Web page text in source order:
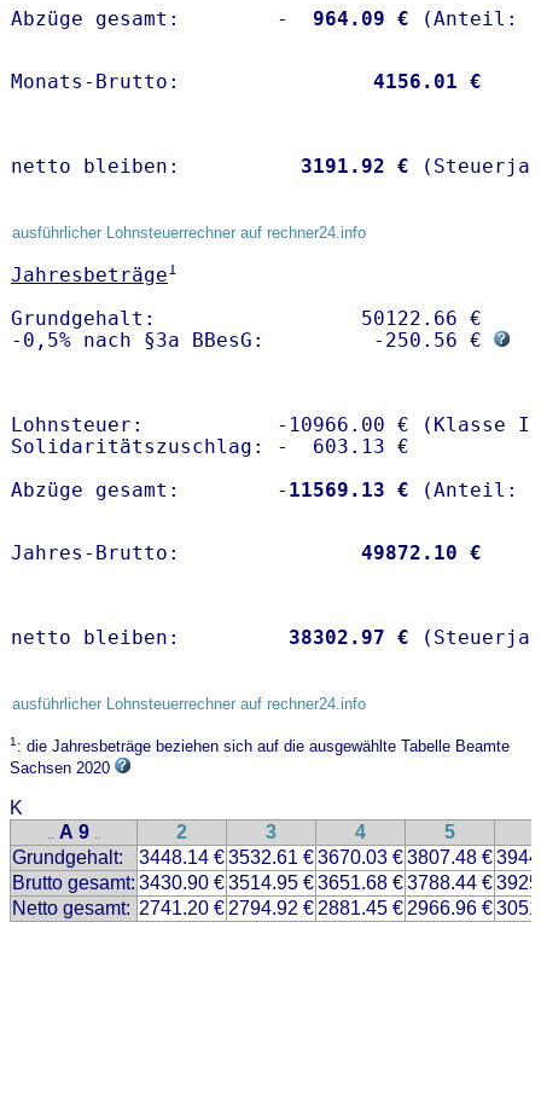
Abzüge gesamt:        -
  964.09 €
Monats-Brutto: 4156.01 €
netto bleiben: 3191.92 €
ausführlicher Lohnsteuerrechner auf rechner24.info
Jahresbeträge1
Grundgehalt:                 50122.66 €
-0,5% nach §3a BBesG:         -250.56 €
Lohnsteuer:           -10966.00 € (Klasse I)
Solidaritätszuschlag: -  603.13 €
Abzüge gesamt:        - 11569.13 €
Jahres-Brutto: 49872.10 €
netto bleiben: 38302.97 €
ausführlicher Lohnsteuerrechner auf rechner24.info
1: die Jahresbeträge beziehen sich auf die ausgewählte Tabelle Beamte
Sachsen 2020
K
.. A 9 .. 2 3 4 5
Grundgehalt:
3448.14 €3532.61 €3670.03 €3807.48 €
Brutto gesamt: 3430.90 €3514.95 €3651.68 €3788.44 €
Netto gesamt: 2741.20 € 2794.92 € 2881.45 € 2966.96 €